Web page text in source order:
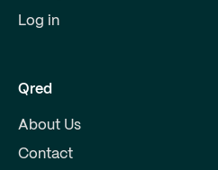
Log in
Qred
About Us
Contact